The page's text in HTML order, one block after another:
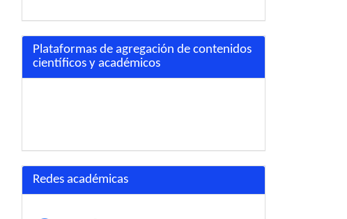
Plataformas de agregación de contenidos
científicos y académicos
Redes académicas